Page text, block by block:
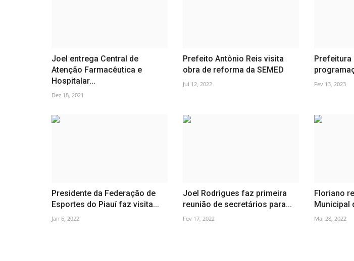
Joel entrega Central de
Atenção Farmacêutica e
Hospitalar...
Dez 18, 2021
Prefeito Antônio Reis visita
obra de reforma da SEMED
Jul 12, 2022
Prefeitura
Fev 13, 2023
Presidente da Federação de
Esportes do Piauí faz visita...
Jan 6, 2022
Joel Rodrigues faz primeira
reunião de secretários para...
Fev 17, 2022
Floriano
Municipal
Mai 28, 2022